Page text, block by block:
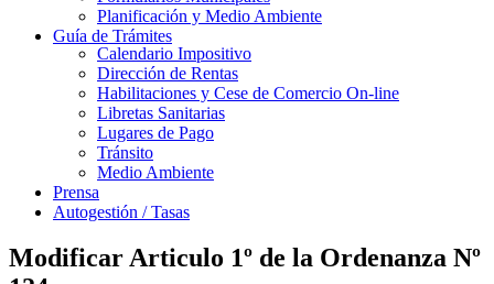
Planificación y Medio Ambiente
Guía de Trámites
Calendario Impositivo
Dirección de Rentas
Habilitaciones y Cese de Comercio On-line
Libretas Sanitarias
Lugares de Pago
Tránsito
Medio Ambiente
Prensa
Autogestión / Tasas
Modificar Articulo 1º de la Ordenanza Nº